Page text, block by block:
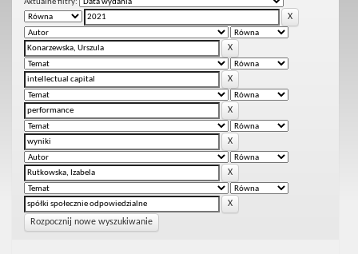
Aktualne filtry:
Rozpocznij nowe wyszukiwanie